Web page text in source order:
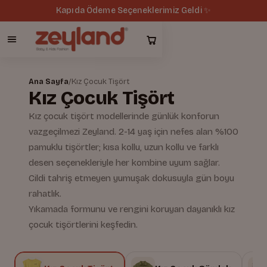
Kapıda Ödeme Seçeneklerimiz Geldi ✨
Ana Sayfa/Kız Çocuk Tişört
Kız Çocuk Tişört
Kız çocuk tişört modellerinde günlük konforun
vazgeçilmezi Zeyland. 2-14 yaş için nefes alan %100
pamuklu tişörtler; kısa kollu, uzun kollu ve farklı
desen seçenekleriyle her kombine uyum sağlar.
Cildi tahriş etmeyen yumuşak dokusuyla gün boyu
rahatlık.
Yıkamada formunu ve rengini koruyan dayanıklı kız
çocuk tişörtlerini keşfedin.